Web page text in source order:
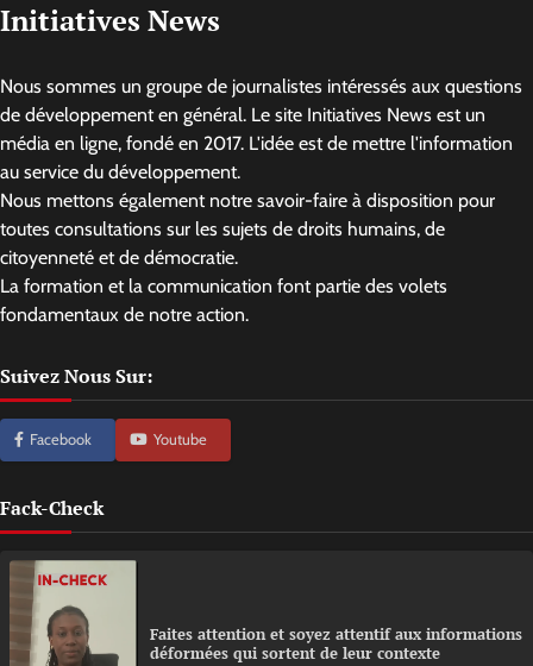
Initiatives News
Nous sommes un groupe de journalistes intéressés aux questions
de développement en général. Le site Initiatives News est un
média en ligne, fondé en 2017. L'idée est de mettre l'information
au service du développement.
Nous mettons également notre savoir-faire à disposition pour
toutes consultations sur les sujets de droits humains, de
citoyenneté et de démocratie.
La formation et la communication font partie des volets
fondamentaux de notre action.
Suivez Nous Sur:
Facebook Youtube
Fack-Check
Faites attention et soyez attentif aux informations
déformées qui sortent de leur contexte